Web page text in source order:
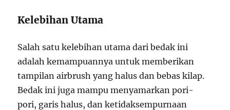
Kelebihan Utama
Salah satu kelebihan utama dari bedak ini
adalah kemampuannya untuk memberikan
tampilan airbrush yang halus dan bebas kilap.
Bedak ini juga mampu menyamarkan pori-
pori, garis halus, dan ketidaksempurnaan